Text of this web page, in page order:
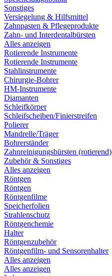
Sonstiges
Versiegelung & Hilfsmittel
Zahnpasten & Pflegeprodukte
Zahn- und Interdentalbürsten
Alles anzeigen
Rotierende Instrumente
Rotierende Instrumente
Stahlinstrumente
Chirurgie-Bohrer
HM-Instrumente
Diamanten
Schleifkörper
Schleifscheiben/Finierstreifen
Polierer
Mandrelle/Träger
Bohrerständer
Zahnreinigungsbürsten (rotierend)
Zubehör & Sonstiges
Alles anzeigen
Röntgen
Röntgen
Röntgenfilme
Speicherfolien
Strahlenschutz
Röntgenchemie
Halter
Röntgenzubehör
Röntgenfilm- und Sensorenhalter
Alles anzeigen
Alles anzeigen